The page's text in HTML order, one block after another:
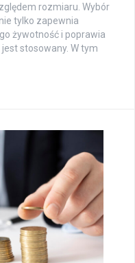
rozmiaru. Wybór
tylko zapewnia
żywotność i poprawia
stosowany. W tym